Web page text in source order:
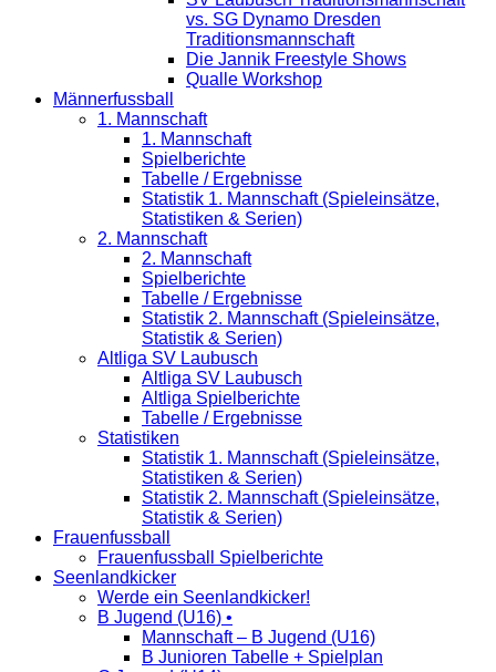
vs. SG Dynamo Dresden
Traditionsmannschaft
Die Jannik Freestyle Shows
Qualle Workshop
Männerfussball
1. Mannschaft
1. Mannschaft
Spielberichte
Tabelle / Ergebnisse
Statistik 1. Mannschaft (Spieleinsätze,
Statistiken & Serien)
2. Mannschaft
2. Mannschaft
Spielberichte
Tabelle / Ergebnisse
Statistik 2. Mannschaft (Spieleinsätze,
Statistik & Serien)
Altliga SV Laubusch
Altliga SV Laubusch
Altliga Spielberichte
Tabelle / Ergebnisse
Statistiken
Statistik 1. Mannschaft (Spieleinsätze,
Statistiken & Serien)
Statistik 2. Mannschaft (Spieleinsätze,
Statistik & Serien)
Frauenfussball
Frauenfussball Spielberichte
Seenlandkicker
Werde ein Seenlandkicker!
B Jugend (U16) •
Mannschaft – B Jugend (U16)
B Junioren Tabelle + Spielplan